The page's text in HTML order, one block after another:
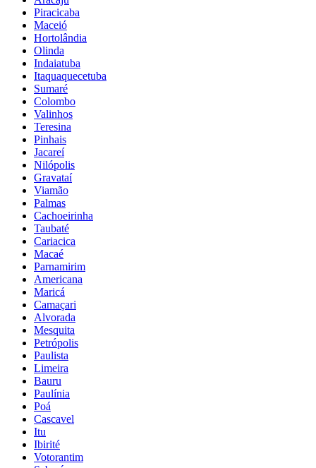
Piracicaba
Maceió
Hortolândia
Olinda
Indaiatuba
Itaquaquecetuba
Sumaré
Colombo
Valinhos
Teresina
Pinhais
Jacareí
Nilópolis
Gravataí
Viamão
Palmas
Cachoeirinha
Taubaté
Cariacica
Macaé
Parnamirim
Americana
Maricá
Camaçari
Alvorada
Mesquita
Petrópolis
Paulista
Limeira
Bauru
Paulínia
Poá
Cascavel
Itu
Ibirité
Votorantim